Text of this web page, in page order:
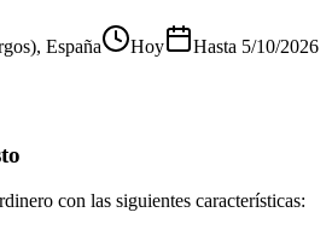
, España Hoy Hasta 5/10/2026
con las siguientes características: